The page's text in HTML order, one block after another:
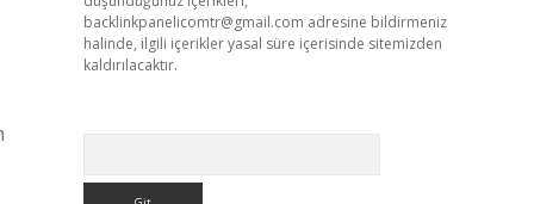
backlinkpanelicomtr@gmail.com adresine bildirmeniz
halinde, ilgili içerikler yasal süre içerisinde sitemizden
kaldırılacaktır.